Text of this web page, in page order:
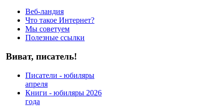
Веб-ландия
Что такое Интернет?
Мы советуем
Полезные ссылки
Виват, писатель!
Писатели - юбиляры
апреля
Книги - юбиляры 2026
года